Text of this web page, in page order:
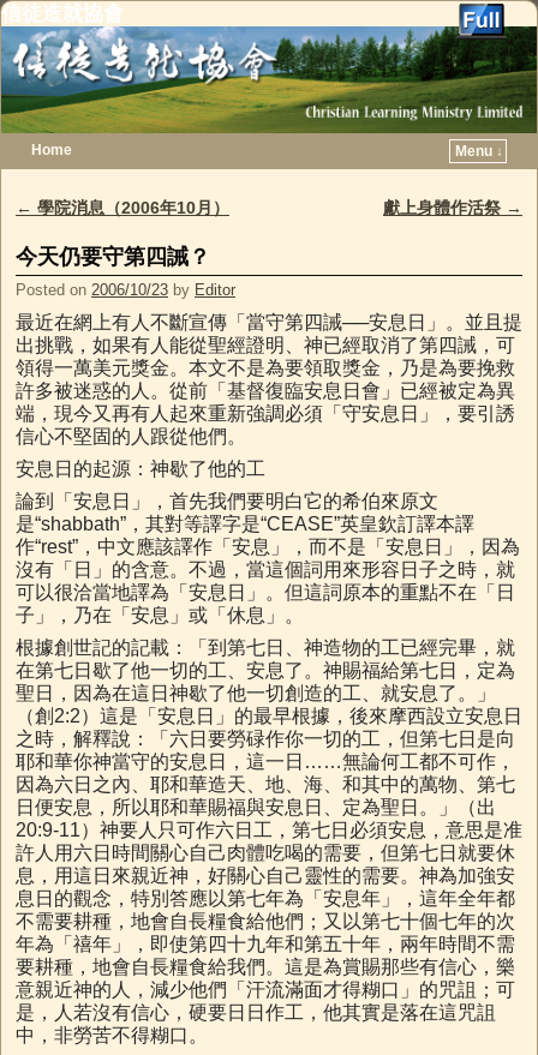
信徒造就協會
Home
Menu ↓
Post navigation
← 學院消息（2006年10月） 獻上身體作活祭 →
今天仍要守第四誡？
Posted on 2006/10/23 by Editor
最近在網上有人不斷宣傳「當守第四誡──安息日」。並且提
出挑戰，如果有人能從聖經證明、神已經取消了第四誡，可
領得一萬美元獎金。本文不是為要領取獎金，乃是為要挽救
許多被迷惑的人。從前「基督復臨安息日會」已經被定為異
端，現今又再有人起來重新強調必須「守安息日」，要引誘
信心不堅固的人跟從他們。
安息日的起源：神歇了他的工
論到「安息日」，首先我們要明白它的希伯來原文
是“shabbath”，其對等譯字是“CEASE”英皇欽訂譯本譯
作“rest”，中文應該譯作「安息」，而不是「安息日」，因為
沒有「日」的含意。不過，當這個詞用來形容日子之時，就
可以很洽當地譯為「安息日」。但這詞原本的重點不在「日
子」，乃在「安息」或「休息」。
根據創世記的記載：「到第七日、神造物的工已經完畢，就
在第七日歇了他一切的工、安息了。神賜福給第七日，定為
聖日，因為在這日神歇了他一切創造的工、就安息了。」
（創2:2）這是「安息日」的最早根據，後來摩西設立安息日
之時，解釋說：「六日要勞碌作你一切的工，但第七日是向
耶和華你神當守的安息日，這一日……無論何工都不可作，
因為六日之內、耶和華造天、地、海、和其中的萬物、第七
日便安息，所以耶和華賜福與安息日、定為聖日。」（出
20:9-11）神要人只可作六日工，第七日必須安息，意思是准
許人用六日時間關心自己肉體吃喝的需要，但第七日就要休
息，用這日來親近神，好關心自己靈性的需要。神為加強安
息日的觀念，特別答應以第七年為「安息年」，這年全年都
不需要耕種，地會自長糧食給他們；又以第七十個七年的次
年為「禧年」，即使第四十九年和第五十年，兩年時間不需
要耕種，地會自長糧食給我們。這是為賞賜那些有信心，樂
意親近神的人，減少他們「汗流滿面才得糊口」的咒詛；可
是，人若沒有信心，硬要日日作工，他其實是落在這咒詛
中，非勞苦不得糊口。